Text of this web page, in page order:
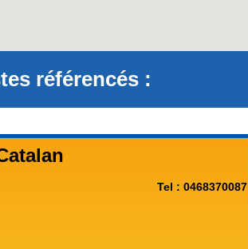
référencés :
Tel : 0468370087